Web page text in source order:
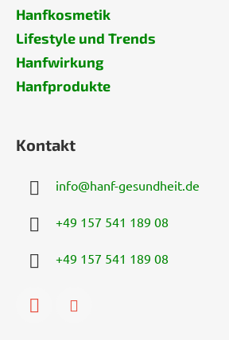
Hanfkosmetik
Lifestyle und Trends
Hanfwirkung
Hanfprodukte
Kontakt
info@hanf-gesundheit.de
+49 157 541 189 08
+49 157 541 189 08